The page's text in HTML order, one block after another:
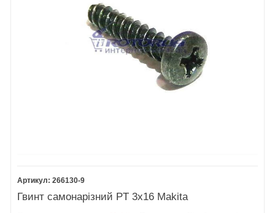
266130-9
Гвинт самонарізний PT 3х16 Makita